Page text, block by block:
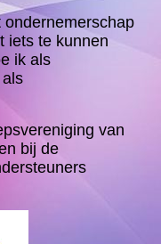
iets te kunnen
ik als
van
bij de